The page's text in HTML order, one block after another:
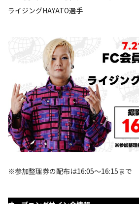
ライジングHAYATO選手
※参加整理券の配布は16:05～16:15まで